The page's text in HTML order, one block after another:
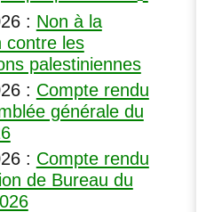
: Non à la
contre les
palestiniennes
: Compte rendu
générale du
: Compte rendu
de Bureau du